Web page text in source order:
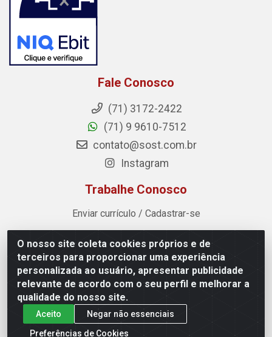
O nosso site coleta cookies próprios e de
terceiros para proporcionar uma experiência
personalizada ao usuário, apresentar publicidade
relevante de acordo com o seu perfil e melhorar a
qualidade do nosso site.
Aceito
Negar não essenciais
Preferências de Cookies
Fale Conosco
(71) 3172-2422
(71) 9 9610-7512
contato@sost.com.br
Instagram
Trabalhe Conosco
Enviar currículo / Cadastrar-se
Sost Distribuidora - Rua Cândido Rissut, 254 - Recreio
Ipitanga, Lauro de Freitas/BA - CEP 42.700-590 - CNPJ
07.041.307/0001-80